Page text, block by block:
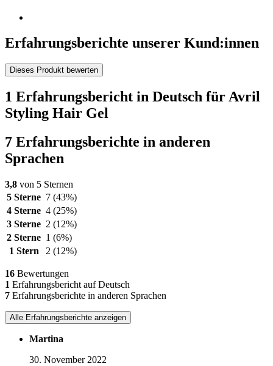
Erfahrungsberichte unserer Kund:innen
Dieses Produkt bewerten
1 Erfahrungsbericht in Deutsch für Avril
Styling Hair Gel
7 Erfahrungsberichte in anderen
Sprachen
3,8 von 5 Sternen
5 Sterne 7 (43%)
4 Sterne 4 (25%)
3 Sterne 2 (12%)
2 Sterne 1 (6%)
1 Stern
2 (12%)
16 Bewertungen
1 Erfahrungsbericht auf Deutsch
7 Erfahrungsberichte in anderen Sprachen
Alle Erfahrungsberichte anzeigen
Martina
30. November 2022